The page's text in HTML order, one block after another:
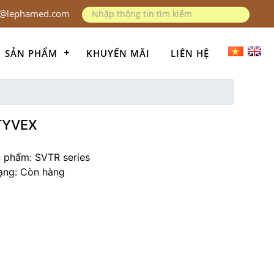
SẢN PHẨM KHUYẾN MÃI LIÊN HỆ
phẩm: SVTR series
Còn hàng